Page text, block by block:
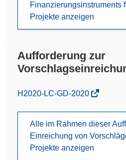
Finanzierungsinstruments
Projekte anzeigen
Aufforderung zur
(öffnet
Fenster)
H2020-LC-GD-2020
Alle im Rahmen dieser
Einreichung von
Projekte anzeigen